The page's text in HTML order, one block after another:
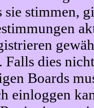
sie stimmen,
dies
Boards
einloggen